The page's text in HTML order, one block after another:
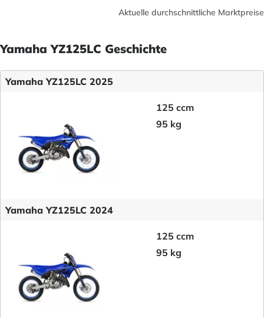
Aktuelle durchschnittliche Marktpreise
Yamaha YZ125LC Geschichte
Yamaha YZ125LC 2025
125 ccm
95 kg
Yamaha YZ125LC 2024
125 ccm
95 kg